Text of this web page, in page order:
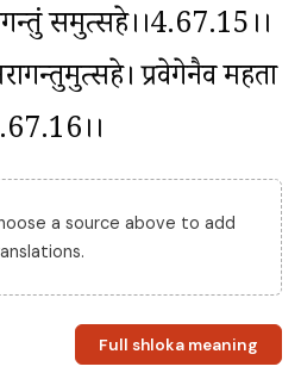
समुत्सहे।।4.67.15।।
प्रवेगेनैव महता
a source above to add
Full shloka meaning